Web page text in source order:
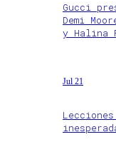
Gucci
Demi
y Halina
Jul 21